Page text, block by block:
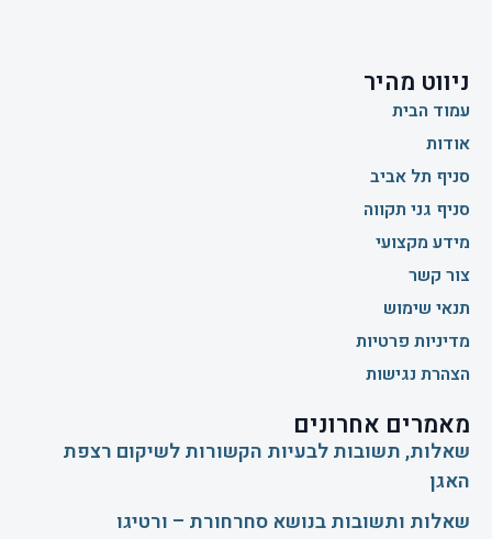
ניווט מהיר
עמוד הבית
אודות
סניף תל אביב
סניף גני תקווה
מידע מקצועי
צור קשר
תנאי שימוש
מדיניות פרטיות
הצהרת נגישות
מאמרים אחרונים
שאלות, תשובות לבעיות הקשורות לשיקום רצפת
האגן
שאלות ותשובות בנושא סחרחורת – ורטיגו